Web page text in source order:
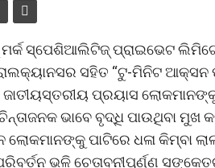
ସ୍ପେଶିଆଲିଟିଜ୍ ପ୍ରାଇଭେଟ
ସହିତ “ଟୁ-ମିନିଟ ଆକ୍ସନ
ପ୍ରୟାସ
ଭାବେ ବୃଦ୍ଧି ପାଉଥିବା ମୁଖ
ଲୋକମାନଙ୍କୁ ପାଟିରେ ଧଳା କିମ୍ବା
ଭଳି ଚେତାବନୀପୂର୍ଣ୍ଣ